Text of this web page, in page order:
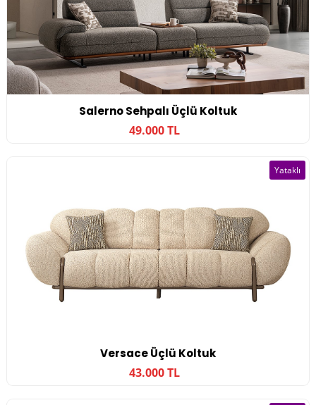
Salerno Sehpalı Üçlü Koltuk
49.000 TL
Versace Üçlü Koltuk
43.000 TL
Yataklı